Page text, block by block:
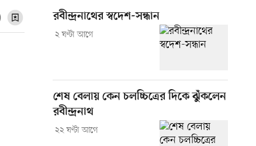
রবীন্দ্রনাথের স্বদেশ-সন্ধান
২ ঘণ্টা আগে
শেষ বেলায় কেন চলচ্চিত্রের দিকে ঝুঁকলেন
রবীন্দ্রনাথ
২২ ঘণ্টা আগে